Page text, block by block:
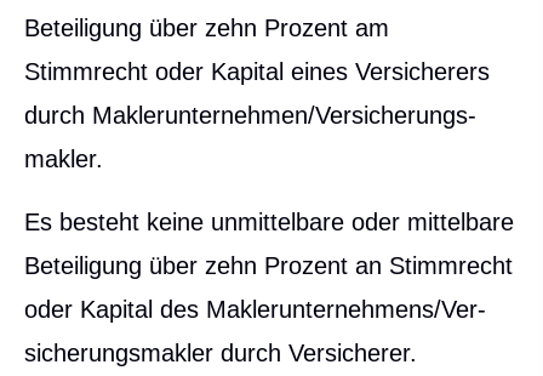
Beteiligung über zehn Prozent am
Stimmrecht oder Kapital eines Versicherers
durch Maklerunternehmen/Ver­sicherungs­
makler.
Es besteht keine unmittelbare oder mittelbare
Beteiligung über zehn Prozent an Stimmrecht
oder Kapital des Maklerunternehmens/Ver­
sicherungs­makler durch Versicherer.